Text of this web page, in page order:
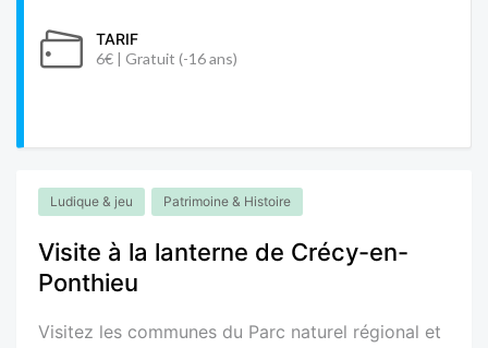
TARIF
6€ | Gratuit (-16 ans)
Ludique & jeu Patrimoine & Histoire
Visite à la lanterne de Crécy-en-
Ponthieu
Visitez les communes du Parc naturel régional et